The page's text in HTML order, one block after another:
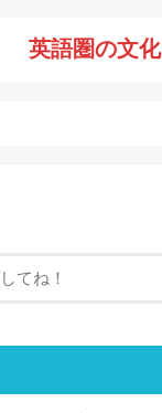
英語圏の文化